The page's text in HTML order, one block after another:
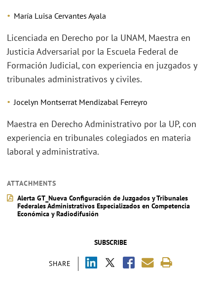
SUBSCRIBE
SHARE
María Luisa Cervantes Ayala
Licenciada en Derecho por la UNAM, Maestra en
Justicia Adversarial por la Escuela Federal de
Formación Judicial, con experiencia en juzgados y
tribunales administrativos y civiles.
Jocelyn Montserrat Mendizabal Ferreyro
Maestra en Derecho Administrativo por la UP, con
experiencia en tribunales colegiados en materia
laboral y administrativa.
ATTACHMENTS
Alerta GT_Nueva Configuración de Juzgados y Tribunales
Federales Administrativos Especializados en Competencia
Económica y Radiodifusión